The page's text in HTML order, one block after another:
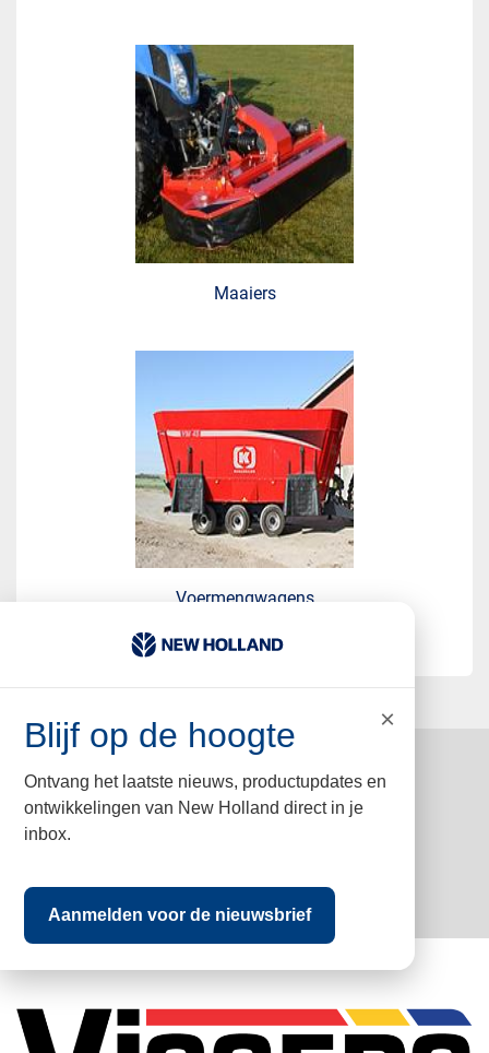
Maaiers
Voermengwagens
Aanmelden nieuwsbrief
Inschrijven
×
Blijf op de hoogte
Ontvang het laatste nieuws, productupdates en
ontwikkelingen van New Holland direct in je
inbox.
Aanmelden voor de nieuwsbrief